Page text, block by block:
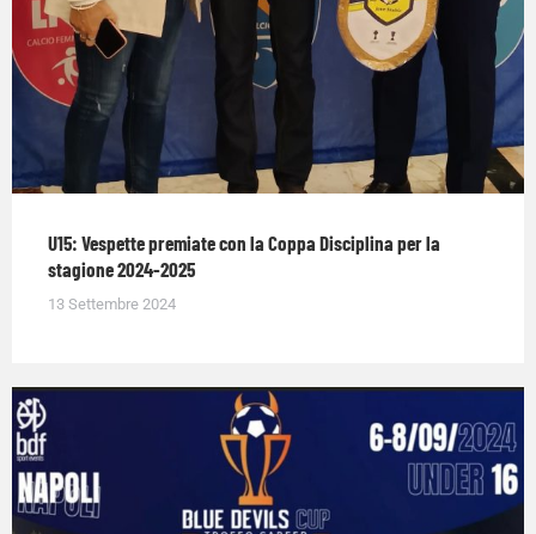
U15: Vespette premiate con la Coppa Disciplina per la
stagione 2024-2025
13 Settembre 2024